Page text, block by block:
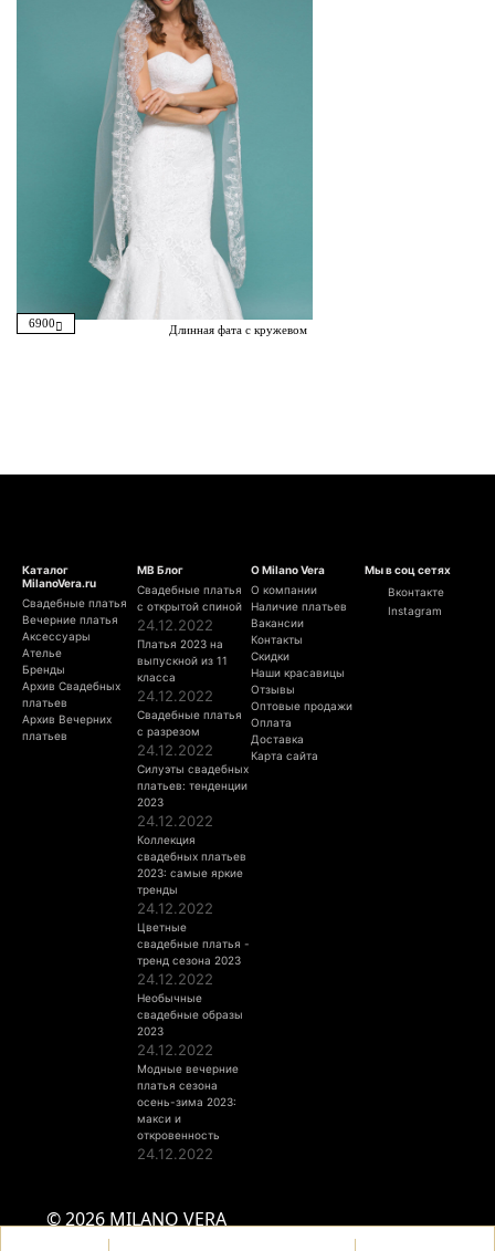
6900 Длинная фата с кружевом
Каталог
MilanoVera.ru
Свадебные платья
Вечерние платья
Аксессуары
Ателье
Бренды
Архив Свадебных
платьев
Архив Вечерних
платьев
МВ Блог
Свадебные платья
с открытой спиной
24.12.2022
Платья 2023 на
выпускной из 11
класса
24.12.2022
Свадебные платья
с разрезом
24.12.2022
Силуэты свадебных
платьев: тенденции
2023
24.12.2022
Коллекция
свадебных платьев
2023: самые яркие
тренды
24.12.2022
Цветные
свадебные платья -
тренд сезона 2023
24.12.2022
Необычные
свадебные образы
2023
24.12.2022
Модные вечерние
платья сезона
осень-зима 2023:
макси и
откровенность
24.12.2022
О Milano Vera
О компании
Наличие платьев
Вакансии
Контакты
Скидки
Наши красавицы
Отзывы
Оптовые продажи
Оплата
Доставка
Карта сайта
Мы в соц сетях
Вконтакте
Instagram
© 2026 MILANO VERA